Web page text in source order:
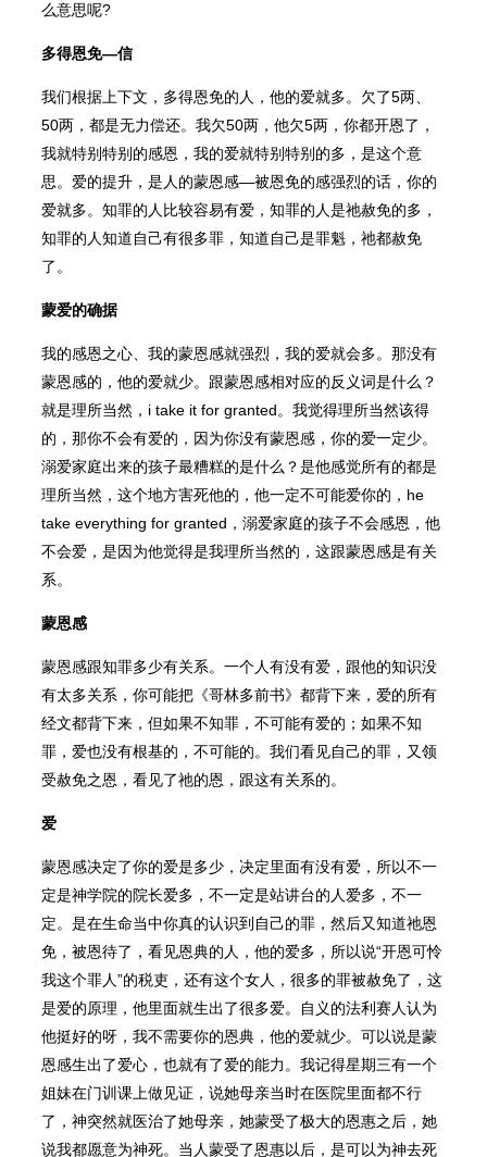
么意思呢?
多得恩免—信
我们根据上下文，多得恩免的人，他的爱就多。欠了5两、
50两，都是无力偿还。我欠50两，他欠5两，你都开恩了，
我就特别特别的感恩，我的爱就特别特别的多，是这个意
思。爱的提升，是人的蒙恩感—被恩免的感强烈的话，你的
爱就多。知罪的人比较容易有爱，知罪的人是祂赦免的多，
知罪的人知道自己有很多罪，知道自己是罪魁，祂都赦免
了。
蒙爱的确据
我的感恩之心、我的蒙恩感就强烈，我的爱就会多。那没有
蒙恩感的，他的爱就少。跟蒙恩感相对应的反义词是什么？
就是理所当然，i take it for granted。我觉得理所当然该得
的，那你不会有爱的，因为你没有蒙恩感，你的爱一定少。
溺爱家庭出来的孩子最糟糕的是什么？是他感觉所有的都是
理所当然，这个地方害死他的，他一定不可能爱你的，he
take everything for granted，溺爱家庭的孩子不会感恩，他
不会爱，是因为他觉得是我理所当然的，这跟蒙恩感是有关
系。
蒙恩感
蒙恩感跟知罪多少有关系。一个人有没有爱，跟他的知识没
有太多关系，你可能把《哥林多前书》都背下来，爱的所有
经文都背下来，但如果不知罪，不可能有爱的；如果不知
罪，爱也没有根基的，不可能的。我们看见自己的罪，又领
受赦免之恩，看见了祂的恩，跟这有关系的。
爱
蒙恩感决定了你的爱是多少，决定里面有没有爱，所以不一
定是神学院的院长爱多，不一定是站讲台的人爱多，不一
定。是在生命当中你真的认识到自己的罪，然后又知道祂恩
免，被恩待了，看见恩典的人，他的爱多，所以说“开恩可怜
我这个罪人”的税吏，还有这个女人，很多的罪被赦免了，这
是爱的原理，他里面就生出了很多爱。自义的法利赛人认为
他挺好的呀，我不需要你的恩典，他的爱就少。可以说是蒙
恩感生出了爱心，也就有了爱的能力。我记得星期三有一个
姐妹在门训课上做见证，说她母亲当时在医院里面都不行
了，神突然就医治了她母亲，她蒙受了极大的恩惠之后，她
说我都愿意为神死。当人蒙受了恩惠以后，是可以为神去死